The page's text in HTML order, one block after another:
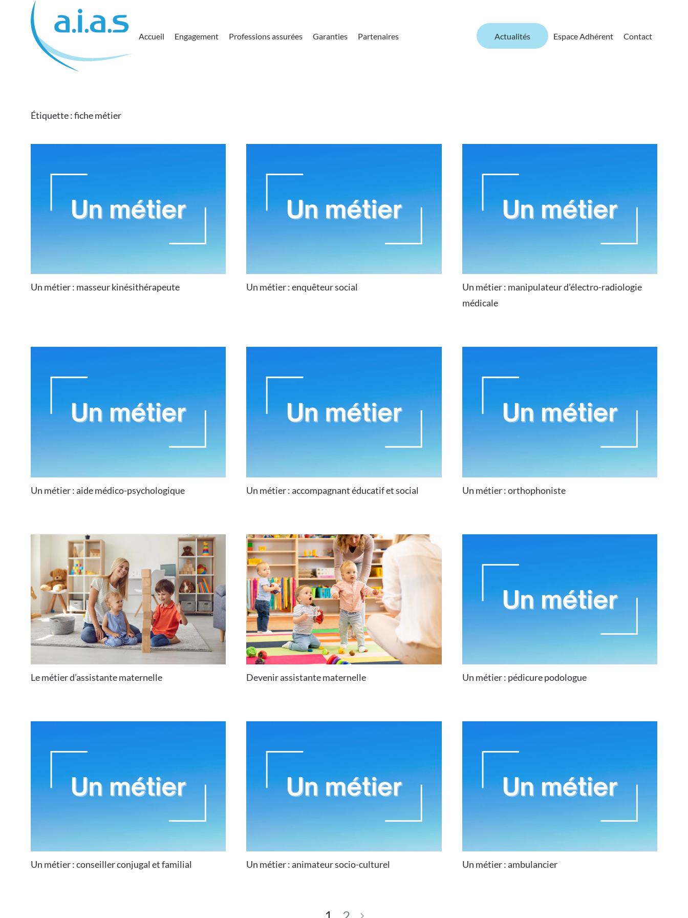
Passer au contenu principal
Accueil Engagement Professions assurées Garanties Partenaires Actualités Espace Adhérent Contact
Étiquette :fiche métier
Un métier : masseur kinésithérapeute Un métier : enquêteur social
Un métier : manipulateur d’électro-radiologie
médicale
Un métier : aide médico-psychologique Un métier : accompagnant éducatif et social Un métier : orthophoniste
Le métier d’assistante maternelle Devenir assistante maternelle Un métier : pédicure podologue
Un métier : conseiller conjugal et familial Un métier : animateur socio-culturel Un métier : ambulancier